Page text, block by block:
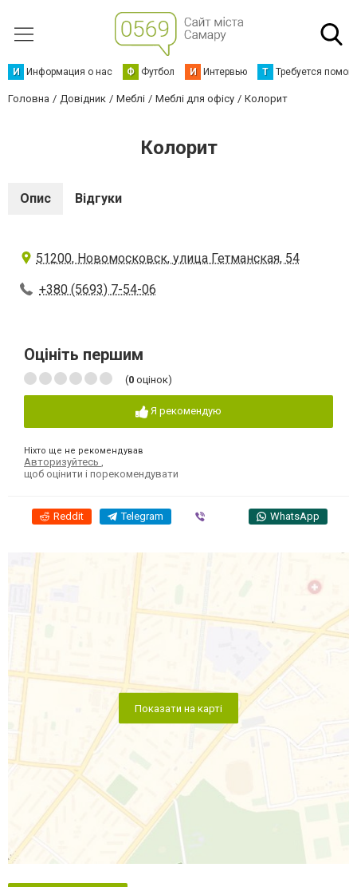
И Информация о нас Ф Футбол И Интервью Т Требуется
Головна Довідник Меблі Меблі для офісу Колорит
Колорит
Опис Відгуки
51200, Новомосковск, улица Гетманская, 54
+380 (5693) 7-54-06
Оцініть першим
(0 оцінок)
Я рекомендую
Ніхто ще не рекомендував
Авторизуйтесь
щоб оцінити і порекомендувати
Reddit Telegram WhatsApp
Показати на карті